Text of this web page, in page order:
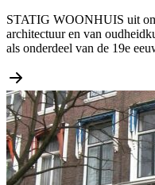
STATIG WOONHUIS uit
architectuur en van
als onderdeel van de 19e